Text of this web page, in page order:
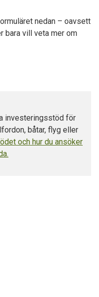
nedan – oavsett
bara vill veta mer om
investeringsstöd för
båtar, flyg eller
och hur du ansöker